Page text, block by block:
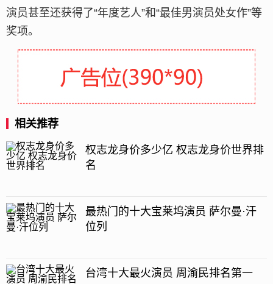
演员甚至还获得了“年度艺人”和“最佳男演员处女作”等
奖项。
相关推荐
权志龙身价多少亿 权志龙身价世界排
名
最热门的十大宝莱坞演员 萨尔曼·汗
位列
台湾十大最火演员 周渝民排名第一